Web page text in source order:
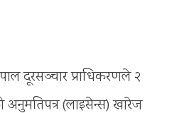
दूरसञ्चार प्राधिकरणले २
अनुमतिपत्र (लाइसेन्स) खारेज